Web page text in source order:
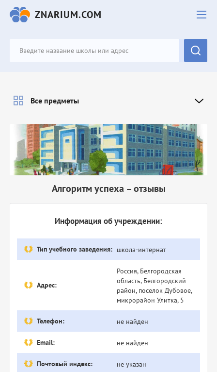
ZNARIUM.COM
Алгоритм успеха – отзывы
Информация об учреждении:
Тип учебного заведения: школа-интернат
Адрес:
Россия, Белгородская
область, Белгородский
район, поселок Дубовое,
микрорайон Улитка, 5
Телефон: не найден
Email: не найден
Почтовый индекс: не указан
Все предметы